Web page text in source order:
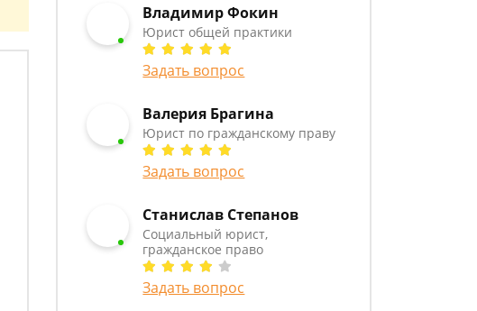
Владимир Фокин
Юрист общей практики
Задать вопрос
Валерия Брагина
Юрист по гражданскому праву
Задать вопрос
Станислав Степанов
Социальный юрист,
гражданское право
Задать вопрос